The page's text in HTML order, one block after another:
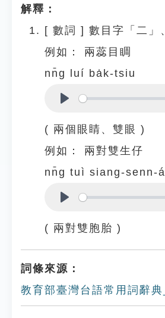
解釋：
[ 數詞 ] 數目字「二」
例如：
兩蕊目睭
nn̄g luí ba̍k-tsiu
( 兩個眼睛、雙眼 )
例如：
兩對雙生仔
nn̄g tuì siang-senn-á
( 兩對雙胞胎 )
詞條來源：
教育部臺灣台語常用詞辭典